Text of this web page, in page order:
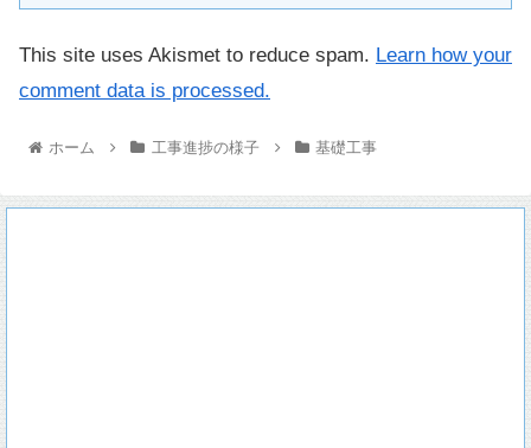
This site uses Akismet to reduce spam. Learn how your
comment data is processed.
ホーム 工事進捗の様子 基礎工事